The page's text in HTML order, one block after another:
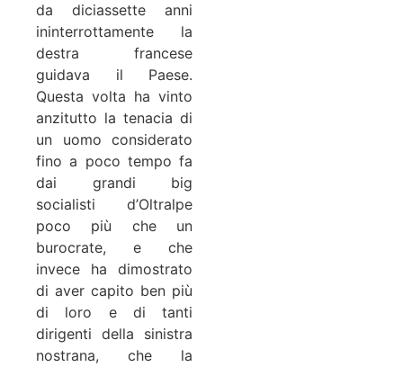
da diciassette anni
ininterrottamente la
destra francese
guidava il Paese.
Questa volta ha vinto
anzitutto la tenacia di
un uomo considerato
fino a poco tempo fa
dai grandi big
socialisti d’Oltralpe
poco più che un
burocrate, e che
invece ha dimostrato
di aver capito ben più
di loro e di tanti
dirigenti della sinistra
nostrana, che la